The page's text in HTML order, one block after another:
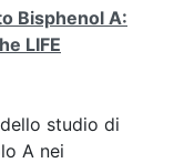
Bisphenol A:
LIFE
dello studio di
A nei